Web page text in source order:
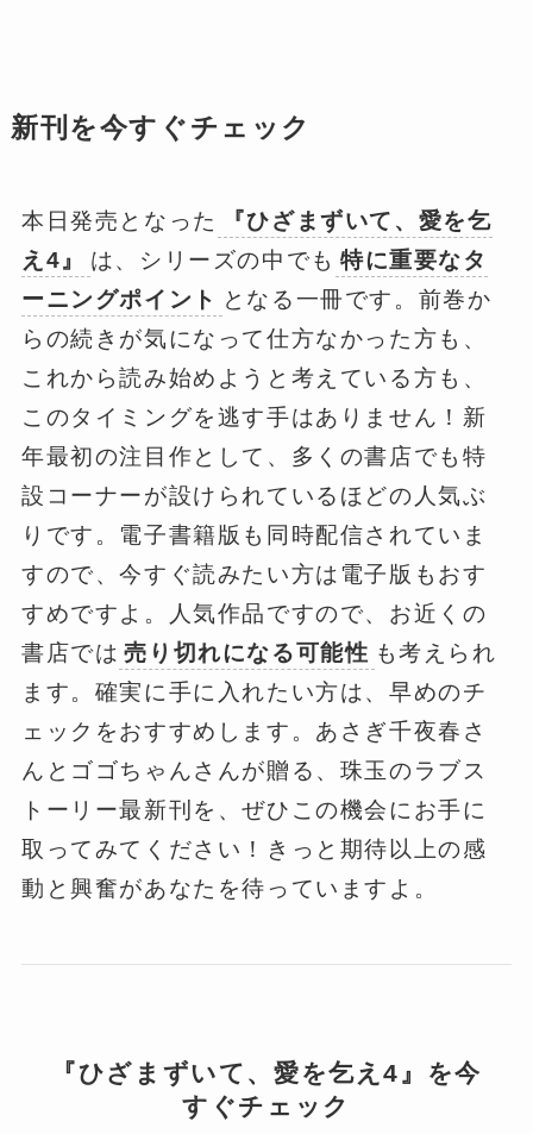
新刊を今すぐチェック
本日発売となった
『ひざまずいて、愛を乞
え4』
は、シリーズの中でも 特に重要なタ
ーニングポイント となる一冊です。前巻か
らの続きが気になって仕方なかった方も、
これから読み始めようと考えている方も、
このタイミングを逃す手はありません！新
年最初の注目作として、多くの書店でも特
設コーナーが設けられているほどの人気ぶ
りです。電子書籍版も同時配信されていま
すので、今すぐ読みたい方は電子版もおす
すめですよ。人気作品ですので、お近くの
書店では 売り切れになる可能性 も考えられ
ます。確実に手に入れたい方は、早めのチ
ェックをおすすめします。あさぎ千夜春さ
んとゴゴちゃんさんが贈る、珠玉のラブス
トーリー最新刊を、ぜひこの機会にお手に
取ってみてください！きっと期待以上の感
動と興奮があなたを待っていますよ。
『ひざまずいて、愛を乞え4』を今
すぐチェック